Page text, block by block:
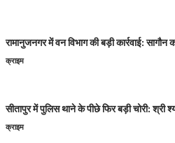
रामानुजनगर में वन विभाग की बड़ी कार्रवाई:
क्राइम
सीतापुर में पुलिस थाने के पीछे फिर बड़ी चोरी:
क्राइम